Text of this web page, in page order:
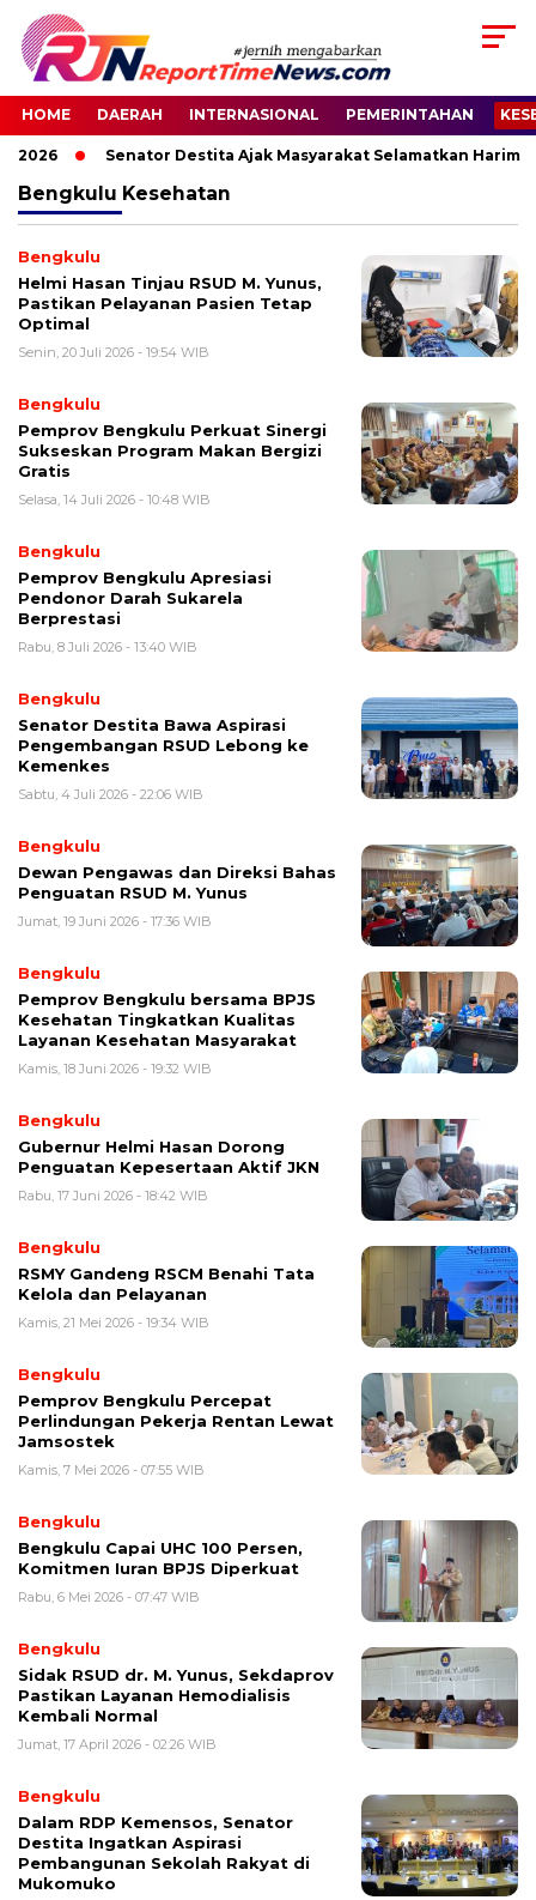
HOME DAERAH INTERNASIONAL PEMERINTAHAN
2026 Senator Destita Ajak Masyarakat Selamatkan Harimau
Bengkulu Kesehatan
Bengkulu
Helmi Hasan Tinjau RSUD M. Yunus,
Pastikan Pelayanan Pasien Tetap
Optimal
Senin, 20 Juli 2026 - 19:54 WIB
Bengkulu
Pemprov Bengkulu Perkuat Sinergi
Sukseskan Program Makan Bergizi
Gratis
Selasa, 14 Juli 2026 - 10:48 WIB
Bengkulu
Pemprov Bengkulu Apresiasi
Pendonor Darah Sukarela
Berprestasi
Rabu, 8 Juli 2026 - 13:40 WIB
Bengkulu
Senator Destita Bawa Aspirasi
Pengembangan RSUD Lebong ke
Kemenkes
Sabtu, 4 Juli 2026 - 22:06 WIB
Bengkulu
Dewan Pengawas dan Direksi Bahas
Penguatan RSUD M. Yunus
Jumat, 19 Juni 2026 - 17:36 WIB
Bengkulu
Pemprov Bengkulu bersama BPJS
Kesehatan Tingkatkan Kualitas
Layanan Kesehatan Masyarakat
Kamis, 18 Juni 2026 - 19:32 WIB
Bengkulu
Gubernur Helmi Hasan Dorong
Penguatan Kepesertaan Aktif JKN
Rabu, 17 Juni 2026 - 18:42 WIB
Bengkulu
RSMY Gandeng RSCM Benahi Tata
Kelola dan Pelayanan
Kamis, 21 Mei 2026 - 19:34 WIB
Bengkulu
Pemprov Bengkulu Percepat
Perlindungan Pekerja Rentan Lewat
Jamsostek
Kamis, 7 Mei 2026 - 07:55 WIB
Bengkulu
Bengkulu Capai UHC 100 Persen,
Komitmen Iuran BPJS Diperkuat
Rabu, 6 Mei 2026 - 07:47 WIB
Bengkulu
Sidak RSUD dr. M. Yunus, Sekdaprov
Pastikan Layanan Hemodialisis
Kembali Normal
Jumat, 17 April 2026 - 02:26 WIB
Bengkulu
Dalam RDP Kemensos, Senator
Destita Ingatkan Aspirasi
Pembangunan Sekolah Rakyat di
Mukomuko